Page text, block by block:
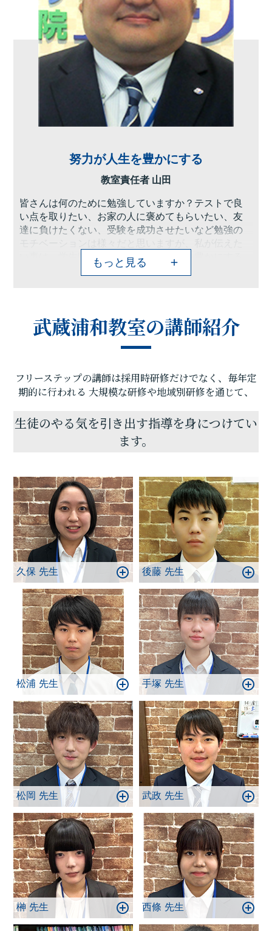
努力が人生を豊かにする
教室責任者 山田
皆さんは何のために勉強していますか？テストで良
い点を取りたい、お家の人に褒めてもらいたい、友
達に負けたくない、受験を成功させたいなど勉強の
い事は、学生時代の学習は自分の人生を豊かにする
ものだということです。将来自分の就く仕事に直接
え、道を切り開いていくことは難しいです。小学
生・中学生・高校生それぞれの「なりたい大人」に
近づいてもらえるよう、また、自分の思い描く以上
いります。ぜひ一度、教室にお越し下さい。
もっと見る
武蔵浦和教室の講師紹介
フリーステップの講師は採用時研修だけでなく、毎年定
期的に行われる 大規模な研修や地域別研修を通じて、
生徒のやる気を引き出す指導を身につけてい
ます。
久保 先生 後藤 先生
松浦 先生 手塚 先生
松岡 先生 武政 先生
榊 先生 西條 先生